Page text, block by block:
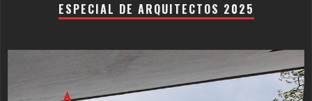
ESPECIAL DE ARQUITECTOS 2025